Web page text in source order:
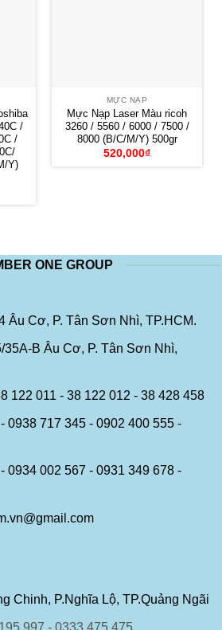
/
/
Y)
MỰC NẠP
Mực Nạp Laser Màu ricoh
3260 / 5560 / 6000 / 7500 /
8000 (B/C/M/Y) 500gr
520,000₫
ONE GROUP
Âu Cơ, P. Tân Sơn Nhì, TP.HCM.
35A-B Âu Cơ, P. Tân Sơn Nhì,
122 011 - 38 122 012 - 38 428 458
0938 717 345 - 0902 400 555 -
0934 002 567 - 0931 349 678 -
Chinh, P.Nghĩa Lộ, TP.Quảng Ngãi
997 - 0333 475 475